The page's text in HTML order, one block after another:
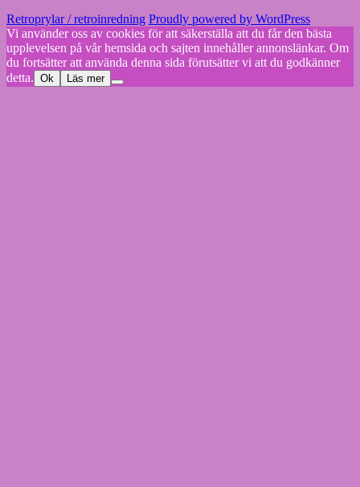
Retroprylar / retroinredning Proudly powered by WordPress
Vi använder oss av cookies för att säkerställa att du får den bästa
upplevelsen på vår hemsida och sajten innehåller annonslänkar. Om
du fortsätter att använda denna sida förutsätter vi att du godkänner
detta. Ok Läs mer